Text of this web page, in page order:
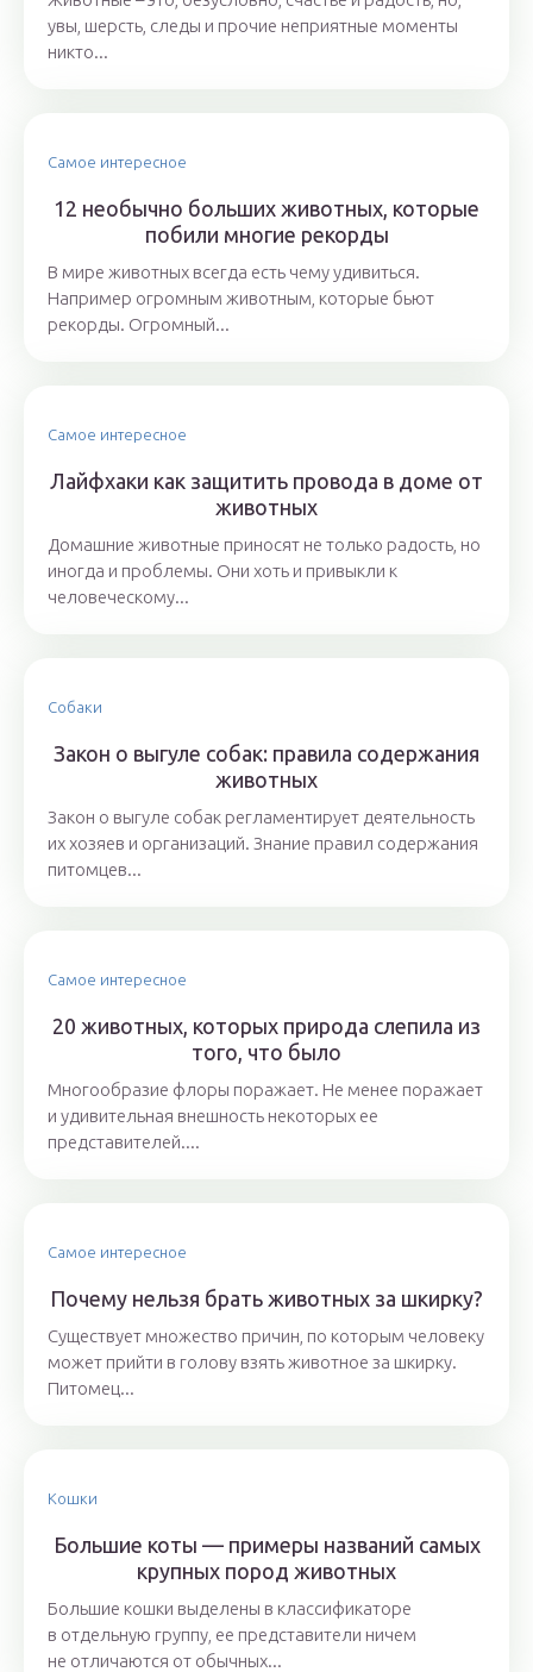
увы, шерсть, следы и прочие неприятные моменты
никто...
Самое интересное
12 необычно больших животных, которые
побили многие рекорды
В мире животных всегда есть чему удивиться.
Например огромным животным, которые бьют
рекорды. Огромный...
Самое интересное
Лайфхаки как защитить провода в доме от
животных
Домашние животные приносят не только радость, но
иногда и проблемы. Они хоть и привыкли к
человеческому...
Собаки
Закон о выгуле собак: правила содержания
животных
Закон о выгуле собак регламентирует деятельность
их хозяев и организаций. Знание правил содержания
питомцев...
Самое интересное
20 животных, которых природа слепила из
того, что было
Многообразие флоры поражает. Не менее поражает
и удивительная внешность некоторых ее
представителей....
Самое интересное
Почему нельзя брать животных за шкирку?
Существует множество причин, по которым человеку
может прийти в голову взять животное за шкирку.
Питомец...
Кошки
Большие коты — примеры названий самых
крупных пород животных
Большие кошки выделены в классификаторе
в отдельную группу, ее представители ничем
не отличаются от обычных...